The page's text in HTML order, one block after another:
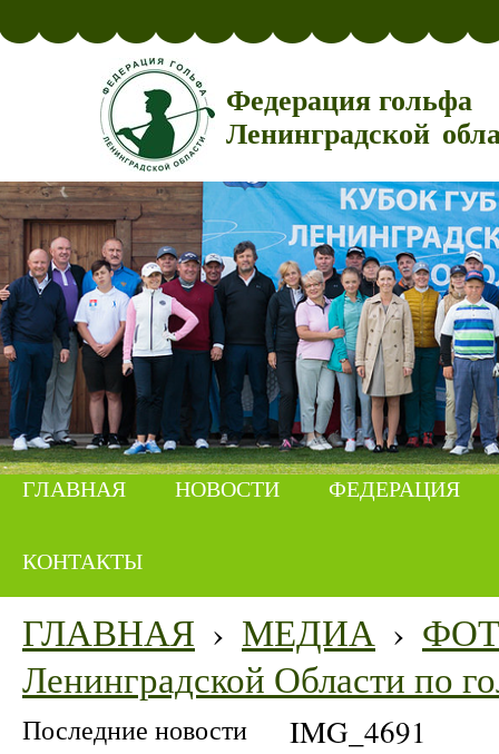
Федерация гольфа
Ленинградской
ГЛАВНАЯ НОВОСТИ ФЕДЕРАЦИЯ
КОНТАКТЫ
ГЛАВНАЯ › МЕДИА ›
Ленинградской Области по
Последние новости IMG_4691